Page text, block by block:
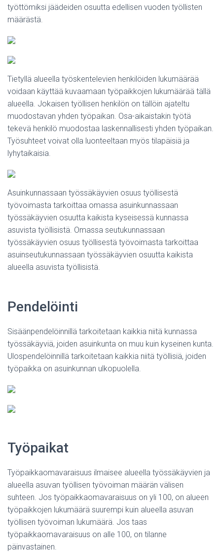
työttömiksi jäädeiden osuutta edellisen vuoden työllisten
määrästä.
Tietyllä alueella työskentelevien henkilöiden lukumäärää
voidaan käyttää kuvaamaan työpaikkojen lukumäärää tällä
alueella. Jokaisen työllisen henkilön on tällöin ajateltu
muodostavan yhden työpaikan. Osa-aikaistakin työtä
tekevä henkilö muodostaa laskennallisesti yhden työpaikan.
Työsuhteet voivat olla luonteeltaan myös tilapäisiä ja
lyhytaikaisia.
Asuinkunnassaan työssäkäyvien osuus työllisestä
työvoimasta tarkoittaa omassa asuinkunnassaan
työssäkäyvien osuutta kaikista kyseisessä kunnassa
asuvista työllisistä. Omassa seutukunnassaan
työssäkäyvien osuus työllisestä työvoimasta tarkoittaa
asuinseutukunnassaan työssäkäyvien osuutta kaikista
alueella asuvista työllisistä.
Pendelöinti
Sisäänpendelöinnillä tarkoitetaan kaikkia niitä kunnassa
työssäkäyviä, joiden asuinkunta on muu kuin kyseinen kunta.
Ulospendelöinnillä tarkoitetaan kaikkia niitä työllisiä, joiden
työpaikka on asuinkunnan ulkopuolella.
Työpaikat
Työpaikkaomavaraisuus ilmaisee alueella työssäkäyvien ja
alueella asuvan työllisen työvoiman määrän välisen
suhteen. Jos työpaikkaomavaraisuus on yli 100, on alueen
työpaikkojen lukumäärä suurempi kuin alueella asuvan
työllisen työvoiman lukumäärä. Jos taas
työpaikkaomavaraisuus on alle 100, on tilanne
päinvastainen.